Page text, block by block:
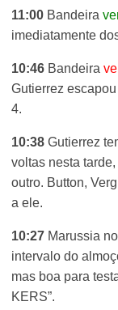
11:00 Bandeira
imediatamente
10:46 Bandeira
Gutierrez
4.
10:38 Gutierrez
voltas nesta
outro. Button,
a ele.
10:27 Marussia no
intervalo do
mas boa para
KERS”.